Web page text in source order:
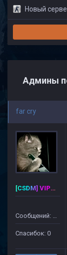
Новый
Админы
far cry
[CSDM] VIP-PREMIUM
Сообщений: 50
Спасибок: 0